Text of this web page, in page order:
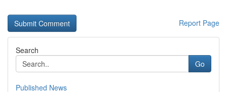
Report Page
Search
Go
Published News